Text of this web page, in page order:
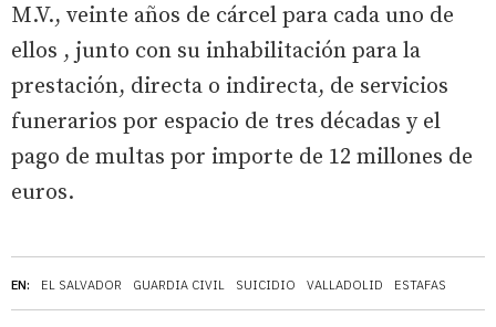
EN: EL SALVADOR GUARDIA CIVIL SUICIDIO VALLADOLID ESTAFAS
M.V., veinte años de cárcel para cada uno de
ellos , junto con su inhabilitación para la
prestación, directa o indirecta, de servicios
funerarios por espacio de tres décadas y el
pago de multas por importe de 12 millones de
euros.